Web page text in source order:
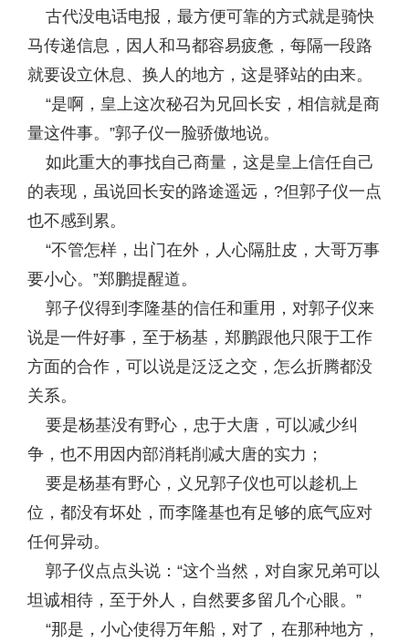
古代没电话电报，最方便可靠的方式就是骑快
马传递信息，因人和马都容易疲惫，每隔一段路
就要设立休息、换人的地方，这是驿站的由来。
“是啊，皇上这次秘召为兄回长安，相信就是商
量这件事。”郭子仪一脸骄傲地说。
如此重大的事找自己商量，这是皇上信任自己
的表现，虽说回长安的路途遥远，?但郭子仪一点
也不感到累。
“不管怎样，出门在外，人心隔肚皮，大哥万事
要小心。”郑鹏提醒道。
郭子仪得到李隆基的信任和重用，对郭子仪来
说是一件好事，至于杨基，郑鹏跟他只限于工作
方面的合作，可以说是泛泛之交，怎么折腾都没
关系。
要是杨基没有野心，忠于大唐，可以减少纠
争，也不用因内部消耗削减大唐的实力；
要是杨基有野心，义兄郭子仪也可以趁机上
位，都没有坏处，而李隆基也有足够的底气应对
任何异动。
郭子仪点点头说：“这个当然，对自家兄弟可以
坦诚相待，至于外人，自然要多留几个心眼。”
“那是，小心使得万年船，对了，在那种地方，